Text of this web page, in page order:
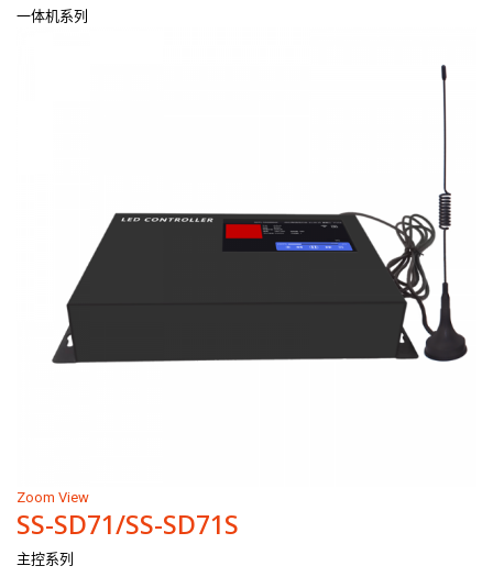
一体机系列
Zoom View
SS-SD71/SS-SD71S
主控系列